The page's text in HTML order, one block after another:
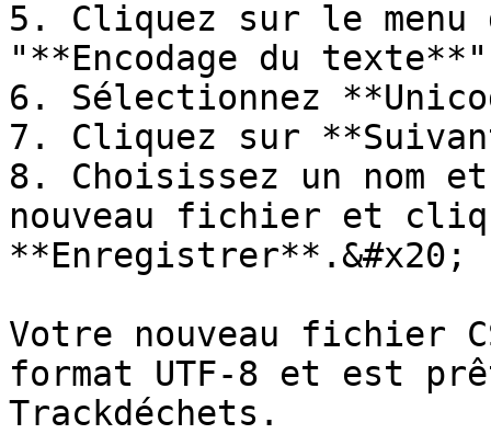
5. Cliquez sur le menu
"**Encodage du
6. Sélectionnez
7. Cliquez sur
8. Choisissez un nom
nouveau fichier et
**Enregistrer**.&#x20;
Votre nouveau fichier
format UTF-8 et est
Trackdéchets.